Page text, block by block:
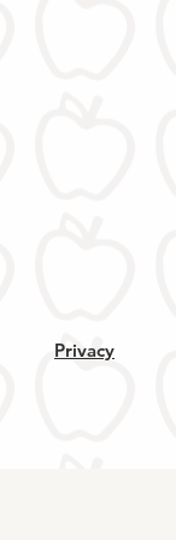
Privacy